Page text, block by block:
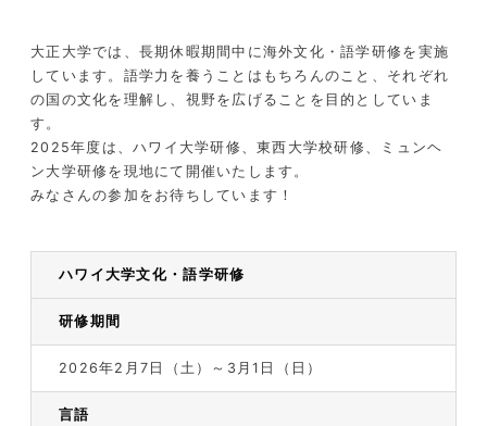
大正大学では、長期休暇期間中に海外文化・語学研修を実施
しています。語学力を養うことはもちろんのこと、それぞれ
の国の文化を理解し、視野を広げることを目的としていま
す。
2025年度は、ハワイ大学研修、東西大学校研修、ミュンヘ
ン大学研修を現地にて開催いたします。
みなさんの参加をお待ちしています！
ハワイ大学文化・語学研修
研修期間
2026年2月7日（土）～3月1日（日）
言語